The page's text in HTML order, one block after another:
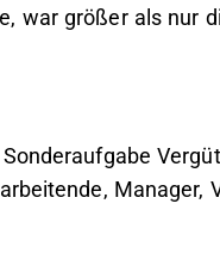
war größer als nur
Manager,